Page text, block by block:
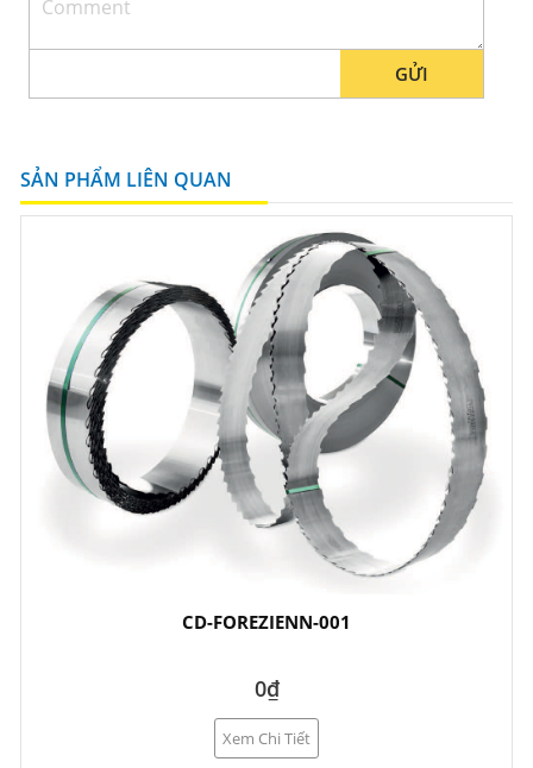
GỬI
SẢN PHẨM LIÊN QUAN
CD-FOREZIENN-001
0₫
Xem Chi Tiết